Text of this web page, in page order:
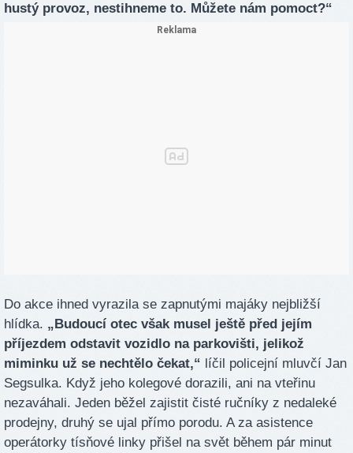
hustý provoz, nestihneme to. Můžete nám pomoct?“
Do akce ihned vyrazila se zapnutými majáky nejbližší
hlídka. „Budoucí otec však musel ještě před jejím
příjezdem odstavit vozidlo na parkovišti, jelikož
miminku už se nechtělo čekat,“ líčil policejní mluvčí Jan
Segsulka. Když jeho kolegové dorazili, ani na vteřinu
nezaváhali. Jeden běžel zajistit čisté ručníky z nedaleké
prodejny, druhý se ujal přímo porodu. A za asistence
operátorky tísňové linky přišel na svět během pár minut